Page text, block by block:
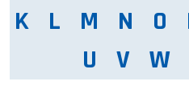
K
L M N O
U
V W